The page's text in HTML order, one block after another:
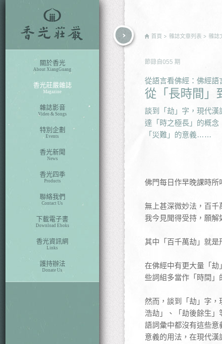
關於香光
About XiangGuang
香光莊嚴雜誌
Magazine
雜誌影音
Video & Songs
特別企劃
Events
香光新聞
News
香光四季
Products
聯絡我們
Contact Us
下載電子書
Download Eboks
香光資訊網
Links
護持辦法
Donate Us
首頁 雜誌文章列表 雜誌
節錄自 055 期
從語言看佛經：佛經語
從「長時間」
談到「劫」字，現代
達「時之極長」的概
「災難」的意義……
佛門每日作早晚課時所
無上甚深微妙法，百千
我今見聞得受持，願解
其中「百千萬劫」就
在佛經中有更大量「
些詞組多當作「時間
然而，談到「劫」字
浩劫」、「劫後餘生
語詞彙中都沒有這些
意義的用法，在現代